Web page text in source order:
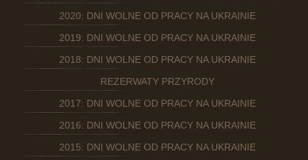
2020: DNI WOLNE OD PRACY NA UKRAINIE
2019: DNI WOLNE OD PRACY NA UKRAINIE
2018: DNI WOLNE OD PRACY NA UKRAINIE
REZERWATY PRZYRODY
2017: DNI WOLNE OD PRACY NA UKRAINIE
2016: DNI WOLNE OD PRACY NA UKRAINIE
2015: DNI WOLNE OD PRACY NA UKRAINIE